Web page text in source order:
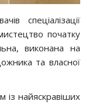
спеціалізації
початку
виконана на
та власної
найяскравіших